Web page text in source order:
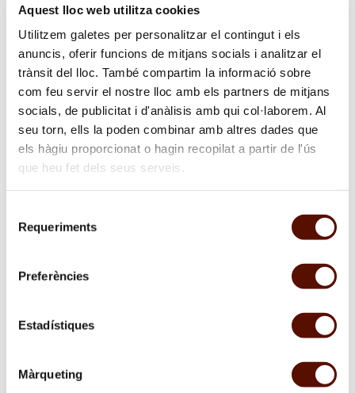
Aquest lloc web utilitza cookies
Utilitzem galetes per personalitzar el contingut i els
anuncis, oferir funcions de mitjans socials i analitzar el
trànsit del lloc. També compartim la informació sobre
com feu servir el nostre lloc amb els partners de mitjans
socials, de publicitat i d'anàlisis amb qui col·laborem. Al
seu torn, ells la poden combinar amb altres dades que
els hàgiu proporcionat o hagin recopilat a partir de l'ús
que heu fet dels seus serveis.
Requeriments
Preferències
Estadístiques
Màrqueting
fotográfica1946-1947 Barcelona - Mont-roig -
Recién terminada la segunda guerra mundial y una
las imágenes de Joaquim Gomis captan el choque
escenarios vitales que compartía con Joan Miró.